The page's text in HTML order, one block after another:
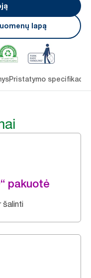
lapą
Pristatymo
pakuotė
šalinti